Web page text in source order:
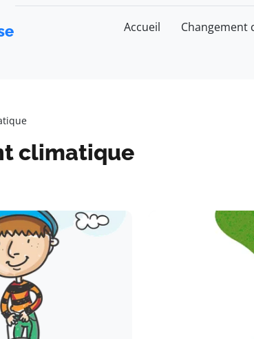
Accueil Changement
climatique